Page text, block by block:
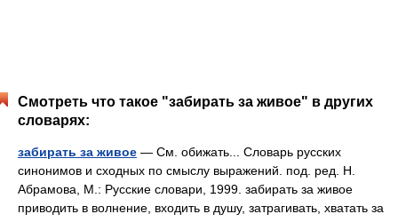
Смотреть что такое "забирать за живое" в других
словарях:
забирать за живое — См. обижать... Словарь русских
синонимов и сходных по смыслу выражений. под. ред. Н.
Абрамова, М.: Русские словари, 1999. забирать за живое
приводить в волнение, входить в душу, затрагивать, хватать за